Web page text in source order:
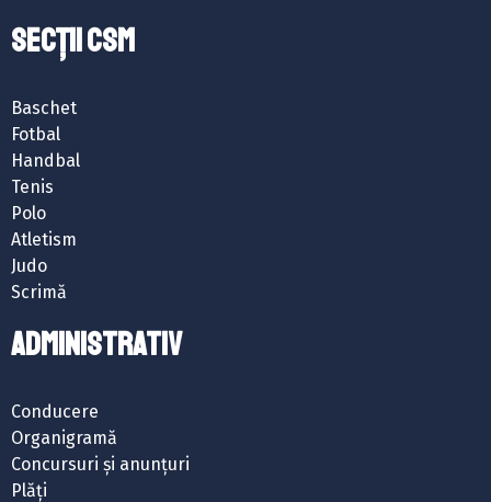
SECȚII CSM
Baschet
Fotbal
Handbal
Tenis
Polo
Atletism
Judo
Scrimă
ADMINISTRATIV
Conducere
Organigramă
Concursuri și anunțuri
Plăți